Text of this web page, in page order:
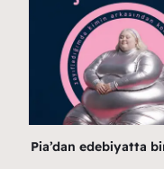
Pia’dan edebiyatta